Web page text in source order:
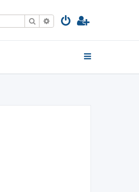
ПошукРозширений пошук